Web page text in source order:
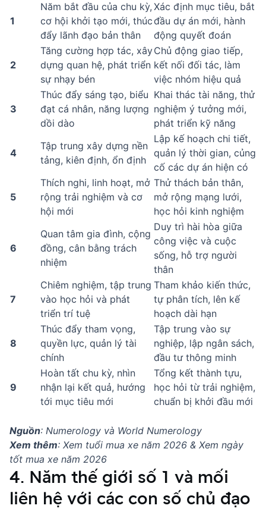
1
Năm bắt đầu của chu kỳ,
cơ hội khởi tạo mới, thúc
đẩy lãnh đạo bản thân
Xác định mục tiêu, bắt
đầu dự án mới, hành
động quyết đoán
2
Tăng cường hợp tác, xây
dựng quan hệ, phát triển
sự nhạy bén
Chủ động giao tiếp,
kết nối đối tác, làm
việc nhóm hiệu quả
3
Thúc đẩy sáng tạo, biểu
đạt cá nhân, năng lượng
dồi dào
Khai thác tài năng, thử
nghiệm ý tưởng mới,
phát triển kỹ năng
4
Tập trung xây dựng nền
tảng, kiên định, ổn định
Lập kế hoạch chi tiết,
quản lý thời gian, củng
cố các dự án hiện có
5
Thích nghi, linh hoạt, mở
rộng trải nghiệm và cơ
hội mới
Thử thách bản thân,
mở rộng mạng lưới,
học hỏi kinh nghiệm
6
Quan tâm gia đình, cộng
đồng, cân bằng trách
nhiệm
Duy trì hài hòa giữa
công việc và cuộc
sống, hỗ trợ người
thân
7
Chiêm nghiệm, tập trung
vào học hỏi và phát
triển trí tuệ
Tham khảo kiến thức,
tự phân tích, lên kế
hoạch dài hạn
8
Thúc đẩy tham vọng,
quyền lực, quản lý tài
chính
Tập trung vào sự
nghiệp, lập ngân sách,
đầu tư thông minh
9
Hoàn tất chu kỳ, nhìn
nhận lại kết quả, hướng
tới mục tiêu mới
Tổng kết thành tựu,
học hỏi từ trải nghiệm,
chuẩn bị khởi đầu mới
Nguồn: Numerology và World Numerology
Xem thêm: Xem tuổi mua xe năm 2026 & Xem ngày
tốt mua xe năm 2026
4. Năm thế giới số 1 và mối
liên hệ với các con số chủ đạo